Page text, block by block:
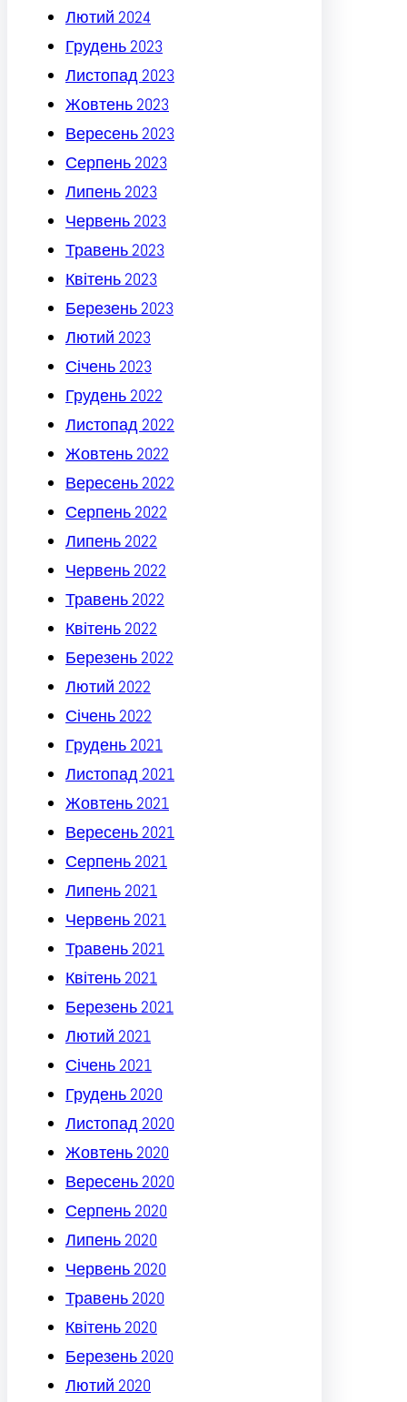
Лютий 2024
Грудень 2023
Листопад 2023
Жовтень 2023
Вересень 2023
Серпень 2023
Липень 2023
Червень 2023
Травень 2023
Квітень 2023
Березень 2023
Лютий 2023
Січень 2023
Грудень 2022
Листопад 2022
Жовтень 2022
Вересень 2022
Серпень 2022
Липень 2022
Червень 2022
Травень 2022
Квітень 2022
Березень 2022
Лютий 2022
Січень 2022
Грудень 2021
Листопад 2021
Жовтень 2021
Вересень 2021
Серпень 2021
Липень 2021
Червень 2021
Травень 2021
Квітень 2021
Березень 2021
Лютий 2021
Січень 2021
Грудень 2020
Листопад 2020
Жовтень 2020
Вересень 2020
Серпень 2020
Липень 2020
Червень 2020
Травень 2020
Квітень 2020
Березень 2020
Лютий 2020